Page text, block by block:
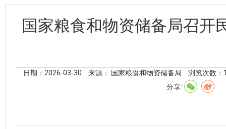
国家粮食和物资储备局召开
日期：2026-03-30 来源： 国家粮食和物资储备局 浏览次数：
分享: